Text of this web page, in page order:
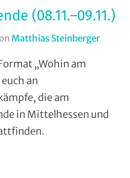
(08.11.–09.11.)
Matthias Steinberger
(WaW)
„Wohin am
an
die am
in Mittelhessen und